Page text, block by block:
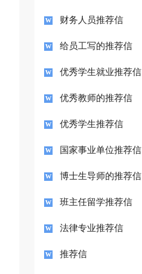
财务人员推荐信
给员工写的推荐信
优秀学生就业推荐信
优秀教师的推荐信
优秀学生推荐信
国家事业单位推荐信
博士生导师的推荐信
班主任留学推荐信
法律专业推荐信
推荐信